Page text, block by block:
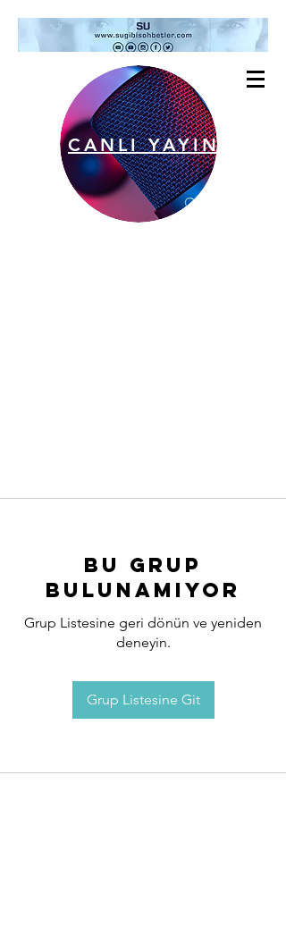
CANLI YAYIN
Bu Grup
Bulunamıyor
Grup Listesine geri dönün ve yeniden
deneyin.
Grup Listesine Git